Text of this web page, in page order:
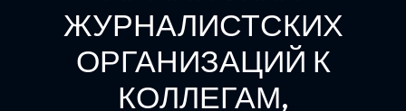
ЖУРНАЛИСТСКИХ
ОРГАНИЗАЦИЙ К
КОЛЛЕГАМ,